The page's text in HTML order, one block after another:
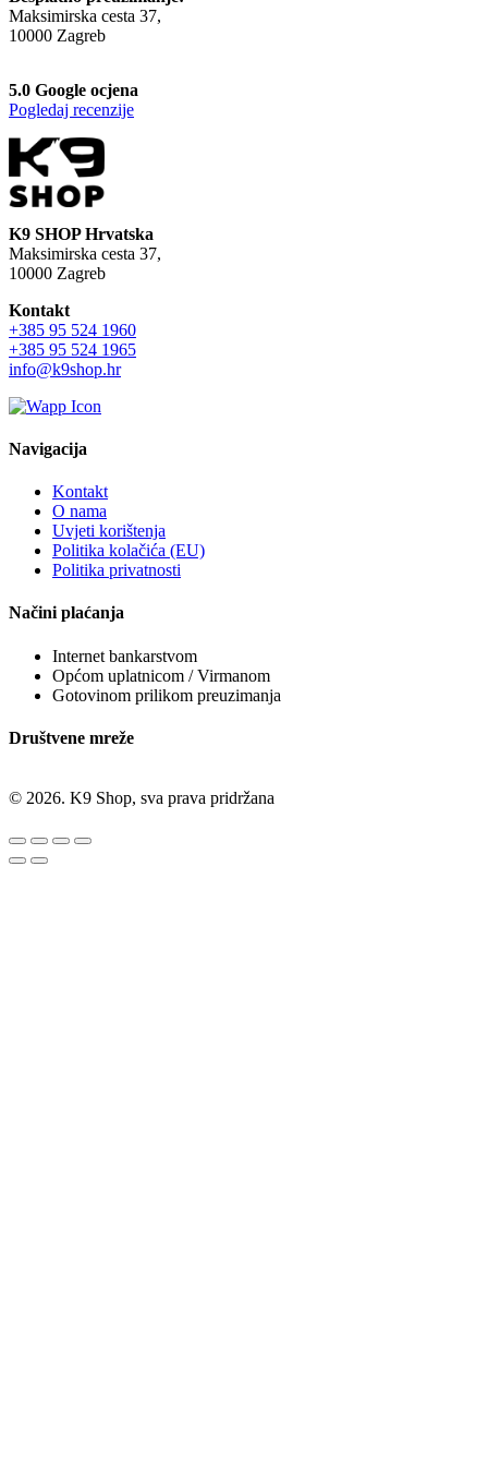
Maksimirska cesta 37,
10000 Zagreb
5.0 Google ocjena
Pogledaj recenzije
K9 SHOP Hrvatska
Maksimirska cesta 37,
10000 Zagreb
Kontakt
+385 95 524 1960
+385 95 524 1965
info@k9shop.hr
Navigacija
Kontakt
O nama
Uvjeti korištenja
Politika kolačića (EU)
Politika privatnosti
Načini plaćanja
Internet bankarstvom
Općom uplatnicom / Virmanom
Gotovinom prilikom preuzimanja
Društvene mreže
© 2026. K9 Shop, sva prava pridržana